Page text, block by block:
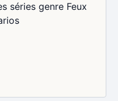
séries genre Feux